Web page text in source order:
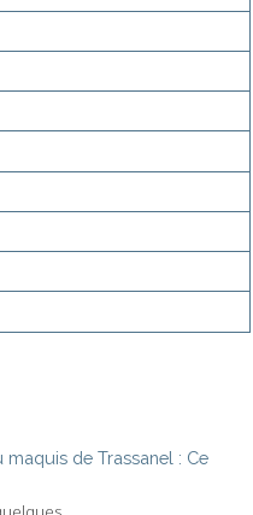
de Trassanel : Ce